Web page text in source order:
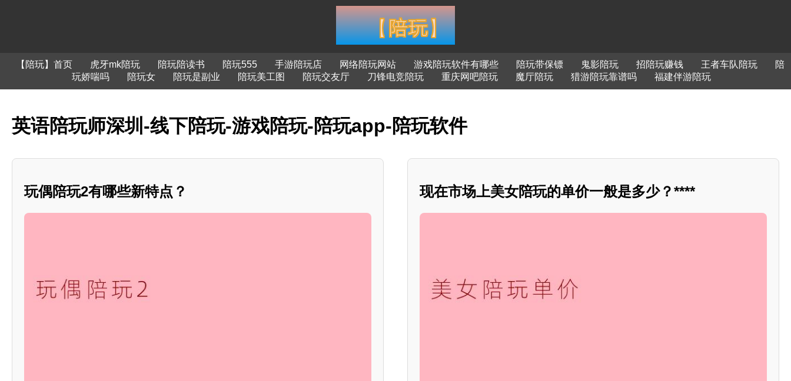
【陪玩】首页 虎牙mk陪玩 陪玩陪读书 陪玩555 手游陪玩店 网络陪玩网站 游戏陪玩软件有哪些 陪玩带保镖 鬼影陪玩 招陪玩赚钱 王者车队陪玩
陪
玩娇喘吗
陪玩女 陪玩是副业 陪玩美工图 陪玩交友厅 刀锋电竞陪玩 重庆网吧陪玩 魔厅陪玩 猎游陪玩靠谱吗 福建伴游陪玩
英语陪玩师深圳-线下陪玩-游戏陪玩-陪玩app-陪玩软件
玩偶陪玩2有哪些新特点？ 现在市场上美女陪玩的单价一般是多少？****